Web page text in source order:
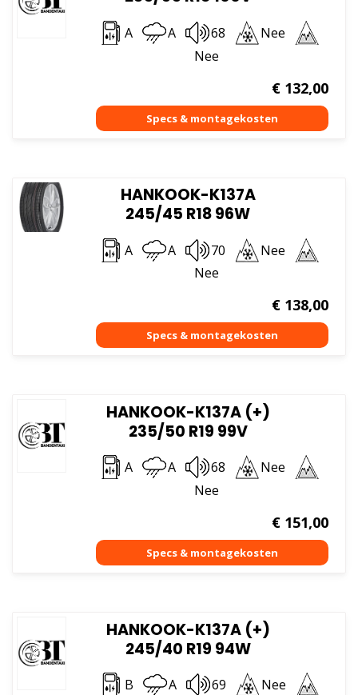
A A 68
Nee
Nee
€132,00
HANKOOK-K137A
245/45 R18 96W
A A 70
Nee
Nee
€138,00
HANKOOK-K137A (+)
235/50 R19 99V
A A 68
Nee
Nee
€151,00
HANKOOK-K137A (+)
245/40 R19 94W
B A 69
Nee